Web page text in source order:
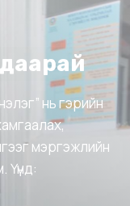
нь гэрийн
мэргэжлийн